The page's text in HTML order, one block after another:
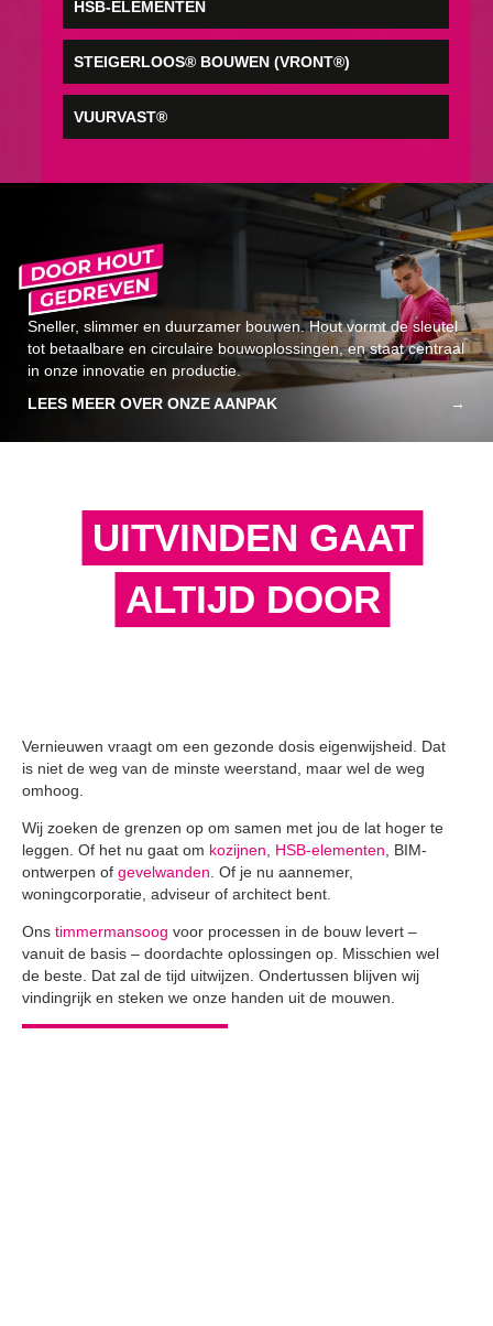
HSB-ELEMENTEN
STEIGERLOOS® BOUWEN (VRONT®)
VUURVAST®
Sneller, slimmer en duurzamer bouwen. Hout vormt de sleutel
tot betaalbare en circulaire bouwoplossingen, en staat centraal
in onze innovatie en productie.
LEES MEER OVER ONZE AANPAK
UITVINDEN GAAT
ALTIJD DOOR
Vernieuwen vraagt om een gezonde dosis eigenwijsheid. Dat
is niet de weg van de minste weerstand, maar wel de weg
omhoog.
Wij zoeken de grenzen op om samen met jou de lat hoger te
leggen. Of het nu gaat om kozijnen HSB-elementen , BIM-
ontwerpen of gevelwanden . Of je nu aannemer,
woningcorporatie, adviseur of architect bent.
Ons timmermansoog voor processen in de bouw levert –
vanuit de basis – doordachte oplossingen op. Misschien wel
de beste. Dat zal de tijd uitwijzen. Ondertussen blijven wij
vindingrijk en steken we onze handen uit de mouwen.